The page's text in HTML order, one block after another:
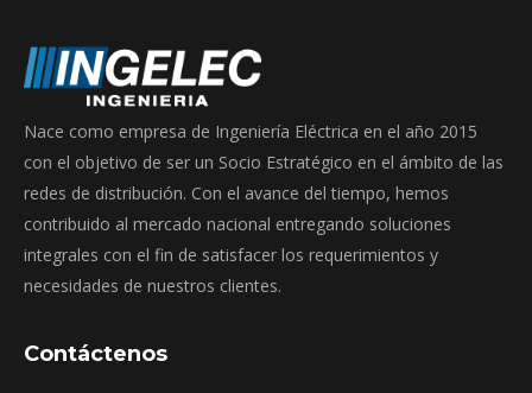
Nace como empresa de Ingeniería Eléctrica en el año 2015
con el objetivo de ser un Socio Estratégico en el ámbito de las
redes de distribución. Con el avance del tiempo, hemos
contribuido al mercado nacional entregando soluciones
integrales con el fin de satisfacer los requerimientos y
necesidades de nuestros clientes.
Contáctenos